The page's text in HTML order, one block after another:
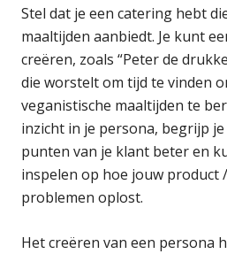
Stel dat je een catering hebt
maaltijden aanbiedt. Je kunt
creëren, zoals “Peter de
die worstelt om tijd te vinden
veganistische maaltijden te
inzicht in je persona, begrijp
punten van je klant beter en
inspelen op hoe jouw product
problemen oplost.
Het creëren van een persona